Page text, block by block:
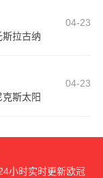
04-23
斯拉古纳
04-23
克斯太阳
小时实时更新欧冠